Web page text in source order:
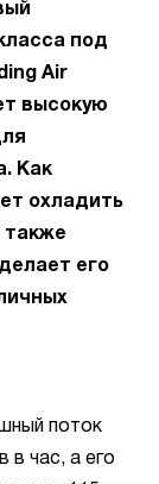
под
Air
высокую
Как
охладить
также
его
поток
в час, а его